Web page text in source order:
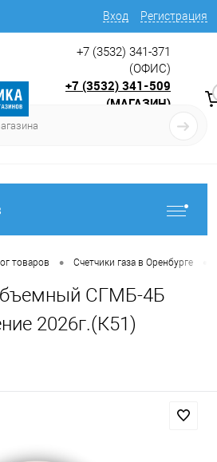
Вход Регистрация
+7 (3532) 341-371
(ОФИС)
+7 (3532) 341-509
(МАГАЗИН)
товаров • Счетчики газа в Оренбурге
СГМБ-4Б
2026г.(К51)